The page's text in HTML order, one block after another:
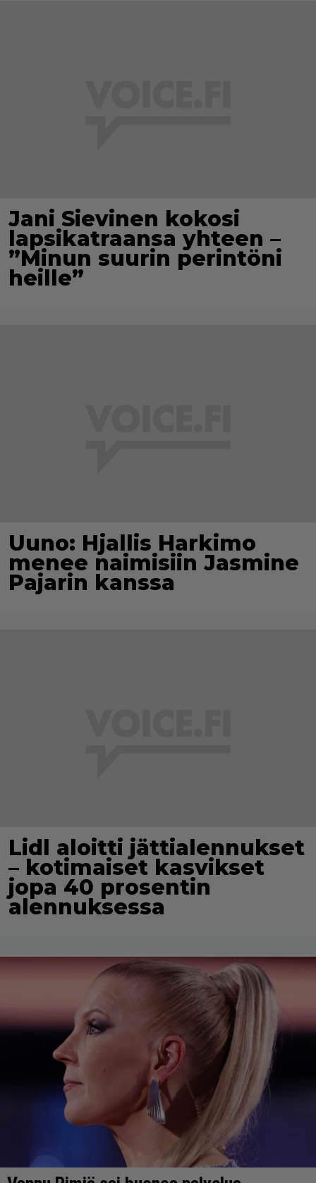
Jani Sievinen kokosi
lapsikatraansa yhteen –
”Minun suurin perintöni
heille”
Uuno: Hjallis Harkimo
menee naimisiin Jasmine
Pajarin kanssa
Lidl aloitti jättialennukset
– kotimaiset kasvikset
jopa 40 prosentin
alennuksessa